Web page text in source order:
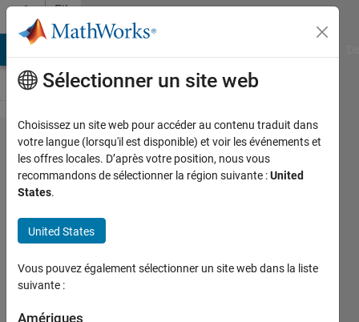
Passer au contenu
File
Exchange
dispstr
polymorphic custom object display
https://github.com/apjanke/dispstr
Sélectionner un site web
Choisissez un site web pour accéder au contenu traduit dans
votre langue (lorsqu'il est disponible) et voir les événements et
les offres locales. D’après votre position, nous vous
recommandons de sélectionner la région suivante :United
States.
United States
Vous pouvez également sélectionner un site web dans la liste
suivante :
Amériques